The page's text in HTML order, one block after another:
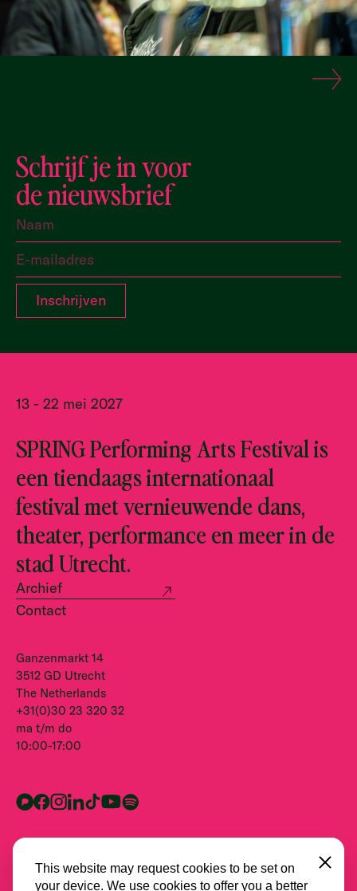
Schrijf je in voor
de nieuwsbrief
13 - 22 mei 2027
SPRING Performing Arts Festival is
een tiendaags internationaal
festival met vernieuwende dans,
theater, performance en meer in de
stad Utrecht.
Archief
Contact
Ganzenmarkt 14
3512 GD Utrecht
The Netherlands
+31(0)30 23 320 32
ma t/m do
10:00-17:00
This website may request cookies to be set on
your device. We use cookies to offer you a better
Close